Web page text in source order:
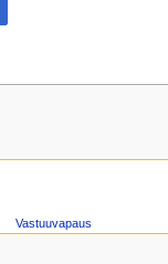
Vastuuvapaus